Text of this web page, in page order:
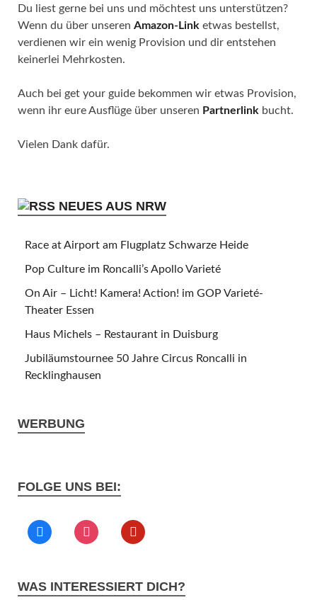
Du liest gerne bei uns und möchtest uns unterstützen?
Wenn du über unseren Amazon-Link etwas bestellst,
verdienen wir ein wenig Provision und dir entstehen
keinerlei Mehrkosten.
Auch bei get your guide bekommen wir etwas Provision,
wenn ihr eure Ausflüge über unseren Partnerlink bucht.
Vielen Dank dafür.
NEUES AUS NRW
Race at Airport am Flugplatz Schwarze Heide
Pop Culture im Roncalli’s Apollo Varieté
On Air – Licht! Kamera! Action! im GOP Varieté-
Theater Essen
Haus Michels – Restaurant in Duisburg
Jubiläumstournee 50 Jahre Circus Roncalli in
Recklinghausen
WERBUNG
FOLGE UNS BEI:
WAS INTERESSIERT DICH?